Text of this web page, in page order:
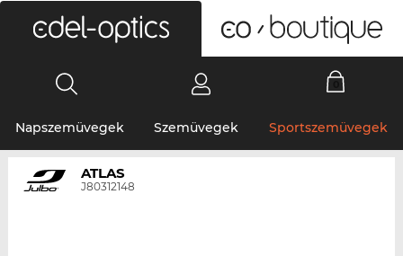
Napszemüvegek Szemüvegek Sportszemüvegek
ATLAS
J80312148